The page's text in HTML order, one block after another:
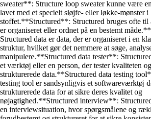
sweater**: Structure loop sweater kunne være
lavet med et specielt sløjfe- eller løkke-mønster i
stoffet.**Structured**: Structured bruges ofte til
er organiseret eller ordnet på en bestemt
Structured data er data, der er organiseret i en
struktur, hvilket gør det nemmere at søge,
manipulere.**Structured data tester**:
et værktøj eller en person, der tester kvaliteten
strukturerede data.**Structured data testing
testing tool er sandsynligvis et softwareværktøj
strukturerede data for at sikre deres kvalitet og
nøjagtighed.**Structured interview**:
en interviewsituation, hvor spørgsmålene og